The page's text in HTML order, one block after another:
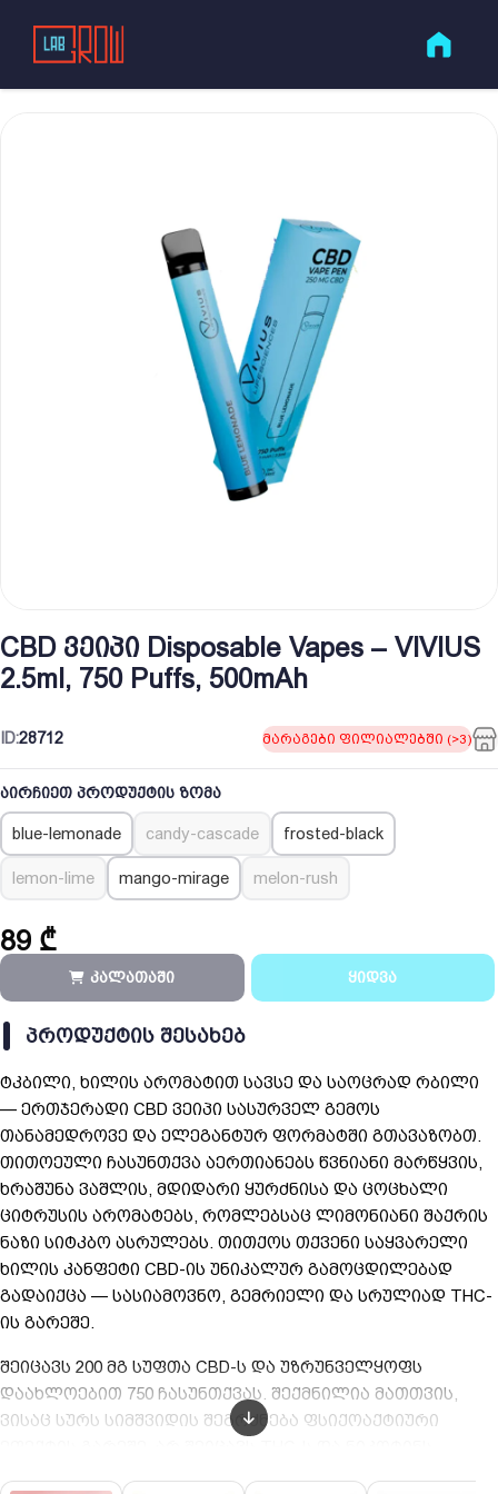
CBD ვეიპი Disposable Vapes – VIVIUS
2.5ml, 750 Puffs, 500mAh
ID:28712 მარაგები ფილიალებში (>3)
აირჩიეთ პროდუქტის ზომა
blue-lemonade candy-cascade frosted-black
lemon-lime mango-mirage melon-rush
89 ₾
კალათაში ყიდვა
ᲞᲠᲝᲓᲣᲥᲢᲘᲡ ᲨᲔᲡᲐᲮᲔᲑ
ტკბილი, ხილის არომატით სავსე და საოცრად რბილი
— ერთჯერადი CBD ვეიპი სასურველ გემოს
თანამედროვე და ელეგანტურ ფორმატში გთავაზობთ.
თითოეული ჩასუნთქვა აერთიანებს წვნიანი მარწყვის,
ხრაშუნა ვაშლის, მდიდარი ყურძნისა და ცოცხალი
ციტრუსის არომატებს, რომლებსაც ლიმონიანი შაქრის
ნაზი სიტკბო ასრულებს. თითქოს თქვენი საყვარელი
ხილის კანფეტი CBD-ის უნიკალურ გამოცდილებად
გადაიქცა — სასიამოვნო, გემრიელი და სრულიად THC-
ის გარეშე.
შეიცავს 200 მგ სუფთა CBD-ს და უზრუნველყოფს
დაახლოებით 750 ჩასუნთქვას. შექმნილია მათთვის,
ვისაც სურს სიმშვიდის შეგრძნება ფსიქოაქტიური